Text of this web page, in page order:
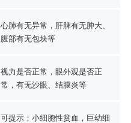
心肺有无异常，肝脾有无肿大、
腹部有无包块等
视力是否正常，眼外观是否正
常，有无沙眼、结膜炎等
可提示：小细胞性贫血，巨幼细